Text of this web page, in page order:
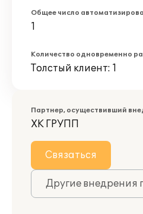
Общее число
1
Количество одновременно
Толстый клиент: 1
Партнер, осуществивший
ХК ГРУПП
Связаться
Другие внедрения